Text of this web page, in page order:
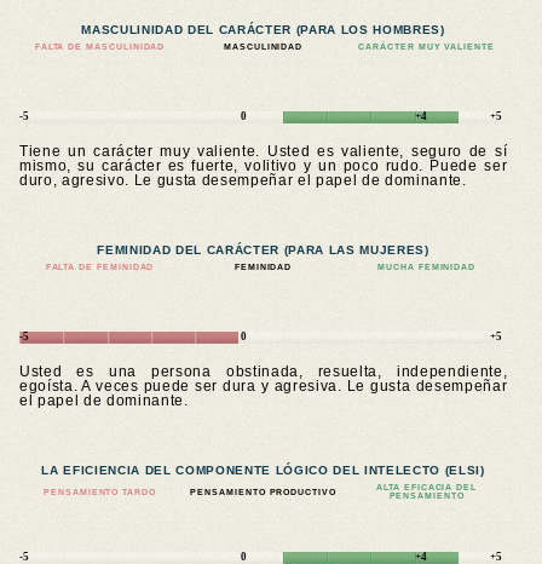
MASCULINIDAD DEL CARÁCTER (PARA LOS HOMBRES)
FALTA DE MASCULINIDAD MASCULINIDAD CARÁCTER MUY VALIENTE
-5 0 +4 +5
Tiene un carácter muy valiente. Usted es valiente, seguro de sí
mismo, su carácter es fuerte, volitivo y un poco rudo. Puede ser
duro, agresivo. Le gusta desempeñar el papel de dominante.
FEMINIDAD DEL CARÁCTER (PARA LAS MUJERES)
FALTA DE FEMINIDAD FEMINIDAD MUCHA FEMINIDAD
-5 0 +5
Usted es una persona obstinada, resuelta, independiente,
egoísta. A veces puede ser dura y agresiva. Le gusta desempeñar
el papel de dominante.
LA EFICIENCIA DEL COMPONENTE LÓGICO DEL INTELECTO (ELSI)
PENSAMIENTO TARDO PENSAMIENTO PRODUCTIVO
ALTA EFICACIA DEL
PENSAMIENTO
-5 0 +4 +5